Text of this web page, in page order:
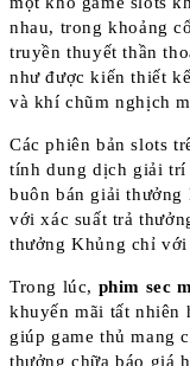
nhau, trong khoảng
truyền thuyết thần
như được kiến thiết
và khí chũm nghịch
Các phiên bản slots
tính dung dịch giải trí
buôn bán giải
với xác suất trả
thưởng Khủng chỉ
Trong lúc, phim sec
khuyến mãi tất nhiên
giúp game thủ mang
thưởng chữa báo giá